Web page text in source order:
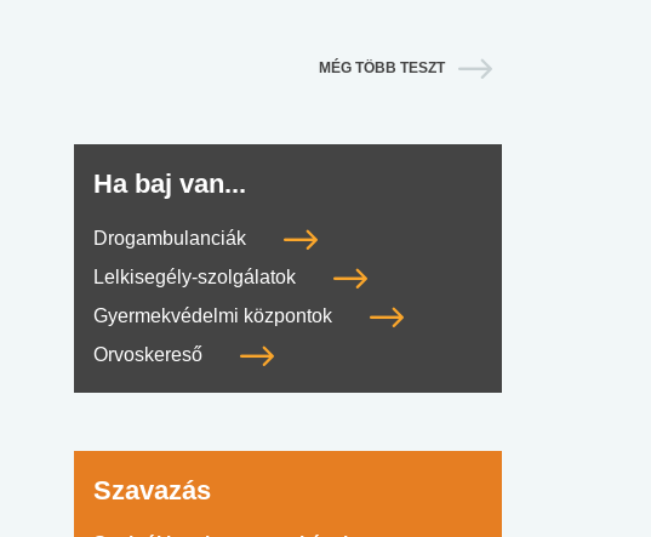
MÉG TÖBB TESZT
Ha baj van...
Drogambulanciák
Lelkisegély-szolgálatok
Gyermekvédelmi központok
Orvoskereső
Szavazás